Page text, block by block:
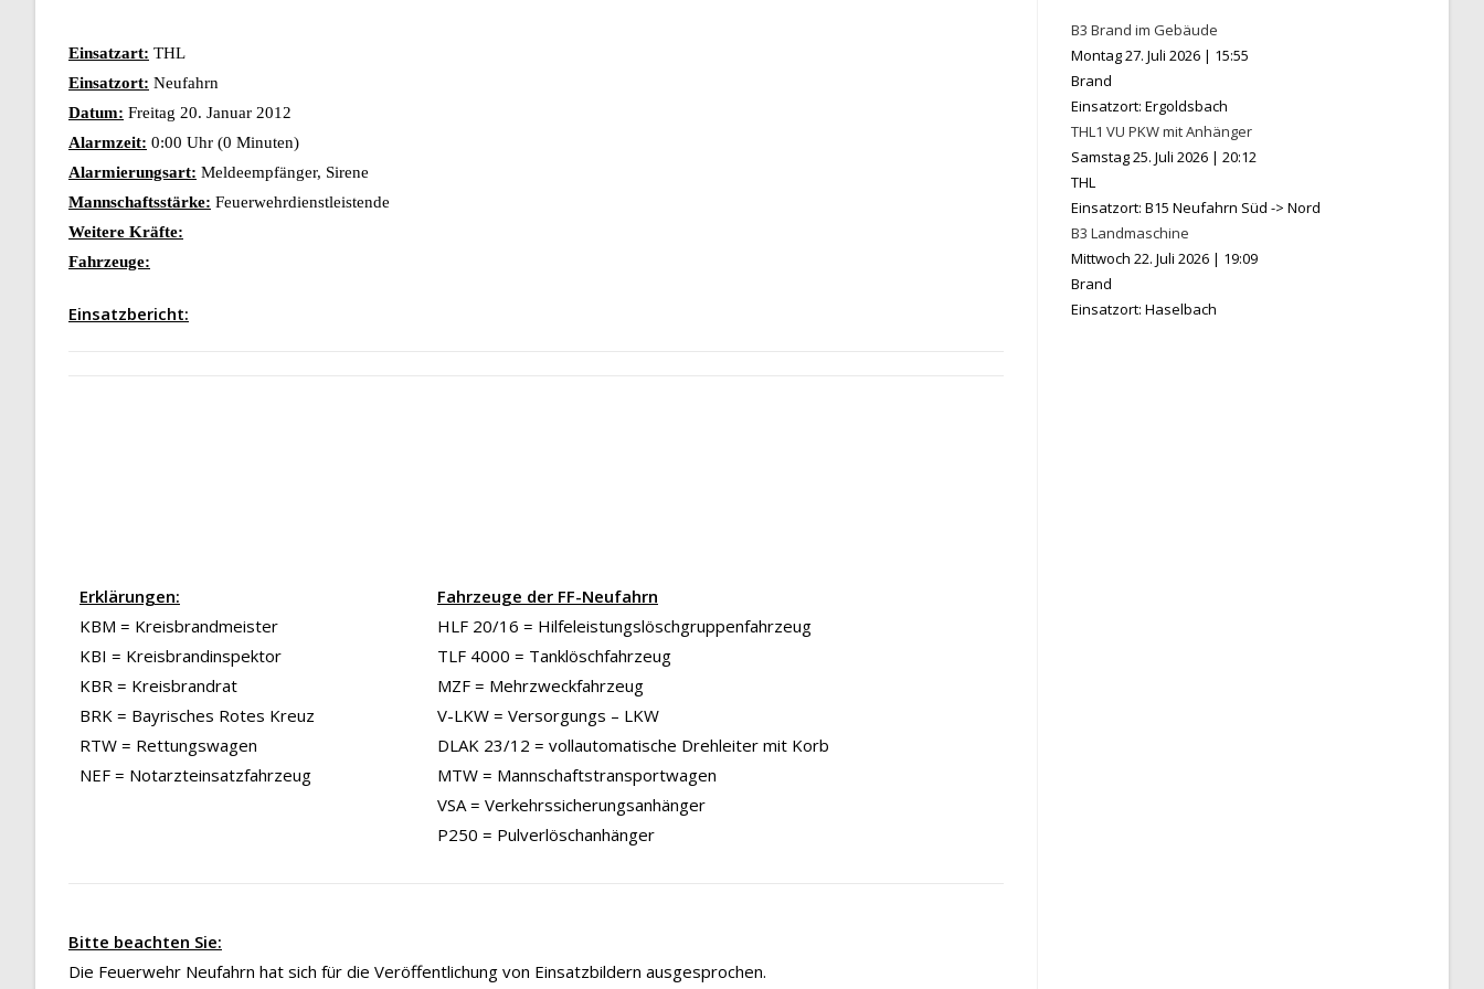
Einsatzart: THL
Einsatzort: Neufahrn
Datum: Freitag 20. Januar 2012
Alarmzeit: 0:00 Uhr (0 Minuten)
Alarmierungsart: Meldeempfänger, Sirene
Mannschaftsstärke: Feuerwehrdienstleistende
Weitere Kräfte:
Fahrzeuge:
Einsatzbericht:
Erklärungen:
KBM = Kreisbrandmeister
KBI = Kreisbrandinspektor
KBR = Kreisbrandrat
BRK = Bayrisches Rotes Kreuz
RTW = Rettungswagen
NEF = Notarzteinsatzfahrzeug
Fahrzeuge der FF-Neufahrn
HLF 20/16 = Hilfeleistungslöschgruppenfahrzeug
TLF 4000 = Tanklöschfahrzeug
MZF = Mehrzweckfahrzeug
V-LKW = Versorgungs – LKW
DLAK 23/12 = vollautomatische Drehleiter mit Korb
MTW = Mannschaftstransportwagen
VSA = Verkehrssicherungsanhänger
P250 = Pulverlöschanhänger
Bitte beachten Sie:
Die Feuerwehr Neufahrn hat sich für die Veröffentlichung von Einsatzbildern ausgesprochen.
B3 Brand im Gebäude
Montag 27. Juli 2026 | 15:55
Brand
Einsatzort: Ergoldsbach
THL1 VU PKW mit Anhänger
Samstag 25. Juli 2026 |20:12
THL
Einsatzort: B15 Neufahrn Süd -> Nord
B3 Landmaschine
Mittwoch 22. Juli 2026 | 19:09
Brand
Einsatzort: Haselbach